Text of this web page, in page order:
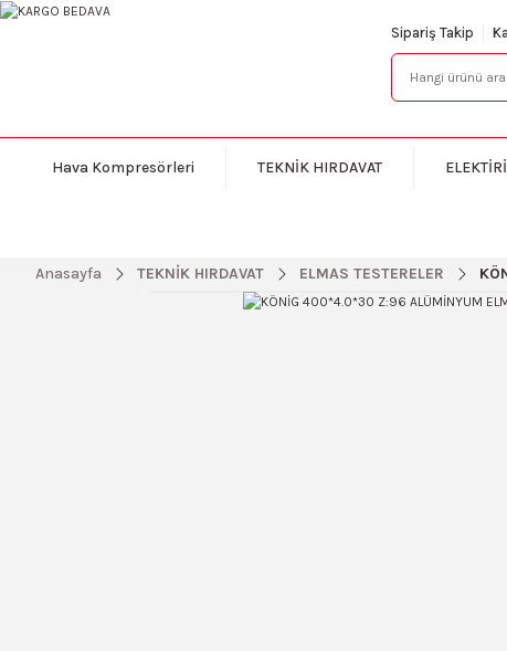
Sipariş Takip
Hava Kompresörleri TEKNİK HIRDAVAT
Anasayfa TEKNİK HIRDAVAT ELMAS TESTERELER